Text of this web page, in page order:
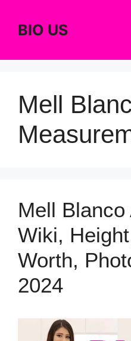
contentBIO US
Mell
Mell Blanco
Wiki,
Worth,
2024